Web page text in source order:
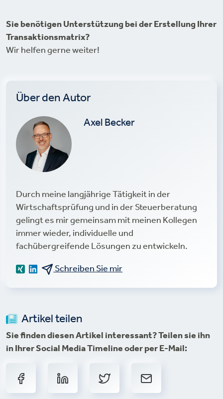
Sie benötigen Unterstützung bei der Erstellung Ihrer
Transaktionsmatrix?
Wir helfen gerne weiter!
Über den Autor
Axel Becker
Durch meine langjährige Tätigkeit in der
Wirtschaftsprüfung und in der Steuerberatung
gelingt es mir gemeinsam mit meinen Kollegen
immer wieder, individuelle und
fachübergreifende Lösungen zu entwickeln.
Schreiben Sie mir
Artikel teilen
Sie finden diesen Artikel interessant? Teilen sie ihn
in Ihrer Social Media Timeline oder per E-Mail: